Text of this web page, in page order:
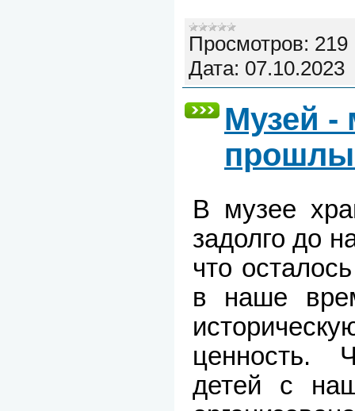
Просмотров: 219
Дата: 07.10.2023
Музей -
В музее
задолго до
что
в наше
ценность.
детей с